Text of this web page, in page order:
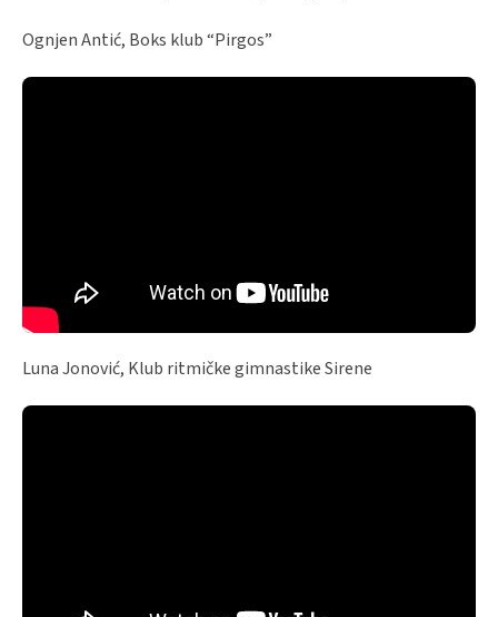
Ognjen Antić, Boks klub “Pirgos”
Luna Jonović, Klub ritmičke gimnastike Sirene